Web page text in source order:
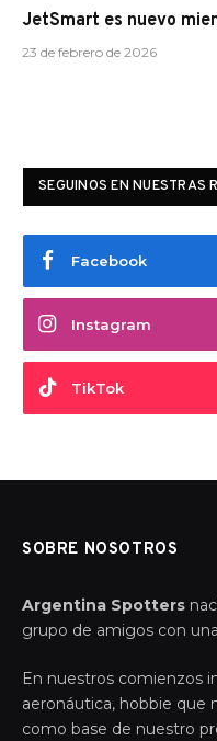
JetSmart es nuevo
23 de febrero de 2026
SEGUINOS EN NUESTRAS
Facebook
Instagram
TikTok
SOBRE NOSOTROS
Argentina Spotters
grupo de amigos con
En nuestros comienzos
aeronáutica, hobbie que
como base de nuestro